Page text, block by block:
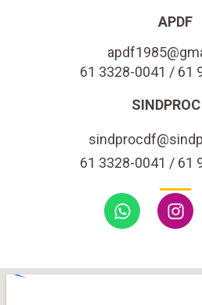
APDF
61 3328-0041 / 61
61 3328-0041 / 61